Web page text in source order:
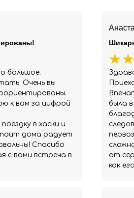
большое.
Очень вы
к вам за цифрой
в хаски и
дома радует
Спасибо
с вами встреча в
была
от
как